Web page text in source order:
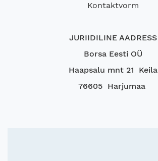
Kontaktvorm
JURIIDILINE AADRESS
Borsa Eesti OÜ
Haapsalu mnt 21 Keila
76605 Harjumaa